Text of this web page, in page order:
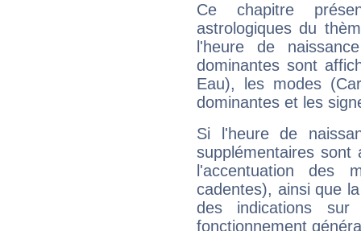
Ce chapitre
astrologiques du
l'heure de
dominantes sont
Eau), les modes
dominantes et les
Si l'heure de
supplémentaires sont
l'accentuation des
cadentes), ainsi que
des indications sur
fonctionnement